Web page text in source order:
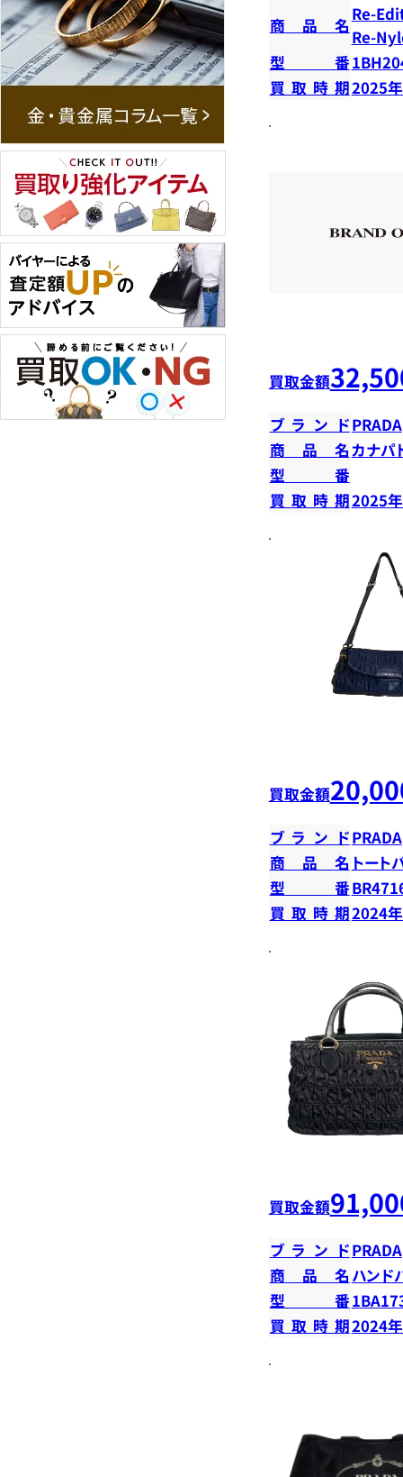
商品名
Re-
Re-
型番
買取時期2025
買取金額
ブランドPRADA
商品名 カナパ
型番
買取時期2025
買取金額
ブランドPRADA
商品名 トート
型番
買取時期2024
買取金額
ブランドPRADA
商品名 ハンド
型番
買取時期2024